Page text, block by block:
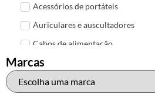
Acessórios de portáteis
Auriculares e auscultadores
Cabos de alimentação
Colunas de Som
Hubs
Marcas